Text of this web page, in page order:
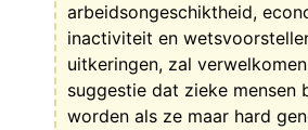
arbeidsongeschiktheid,
inactiviteit en
uitkeringen, zal
suggestie dat zieke mensen
worden als ze maar hard